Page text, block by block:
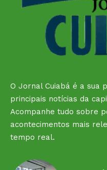
O Jornal Cuiabá é a sua
principais notícias da
Acompanhe tudo sobre
acontecimentos mais
tempo real.